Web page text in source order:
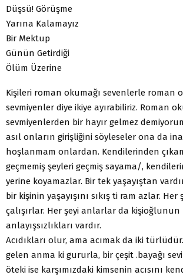
Düşsü! Görüşme
Yarına Kalamayız
Bir Mektup
Günün Getirdiği
Ölüm Üzerine
Kişileri roman okumağı sevenlerle roman
sevmiyenler diye ikiye ayırabiliriz. Roman
sevmiyenlerden bir hayır gelmez
asıl onların girişliğini söyleseler ona da
hoşlanmam onlardan. Kendilerinden
geçmemiş şeyleri geçmiş sayama/,
yerine koyamazlar. Bir tek yaşayıştan
bir kişinin yaşayışını sıkış ti ram azlar.
çalışırlar. Her şeyi anlarlar da kişioğlunun
anlayışsızlıkları vardır.
Acıdıkları olur, ama acımak da iki
gelen anma ki gururla, bir çeşit .bayağı
öteki ise karşımızdaki kimsenin acısını